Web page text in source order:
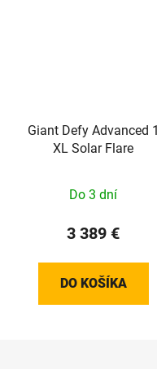
Giant Defy Advanced 1
XL Solar Flare
Do 3 dní
3 389 €
DO KOŠÍKA